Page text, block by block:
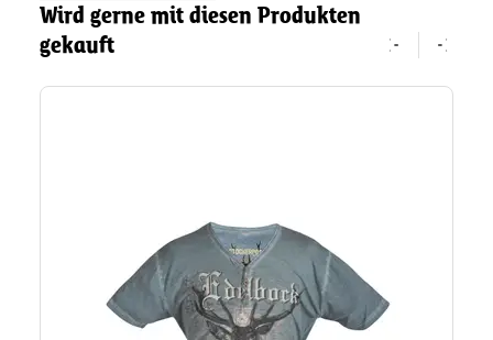
Wird gerne mit diesen Produkten
gekauft